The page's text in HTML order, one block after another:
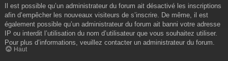
Il est possible qu’un administrateur du forum ait désactivé les inscriptions
afin d’empêcher les nouveaux visiteurs de s’inscrire. De même, il est
également possible qu’un administrateur du forum ait banni votre adresse
IP ou interdit l’utilisation du nom d’utilisateur que vous souhaitez utiliser.
Pour plus d’informations, veuillez contacter un administrateur du forum.
Haut